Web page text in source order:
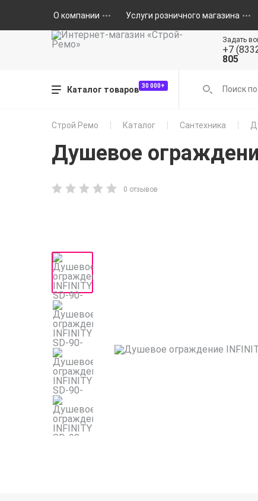
О компании Услуги розничного магазина
Задать
+7
805
Каталог товаров 30 000+
Строй Ремо Каталог Сантехника
Душевое
0 отзывов